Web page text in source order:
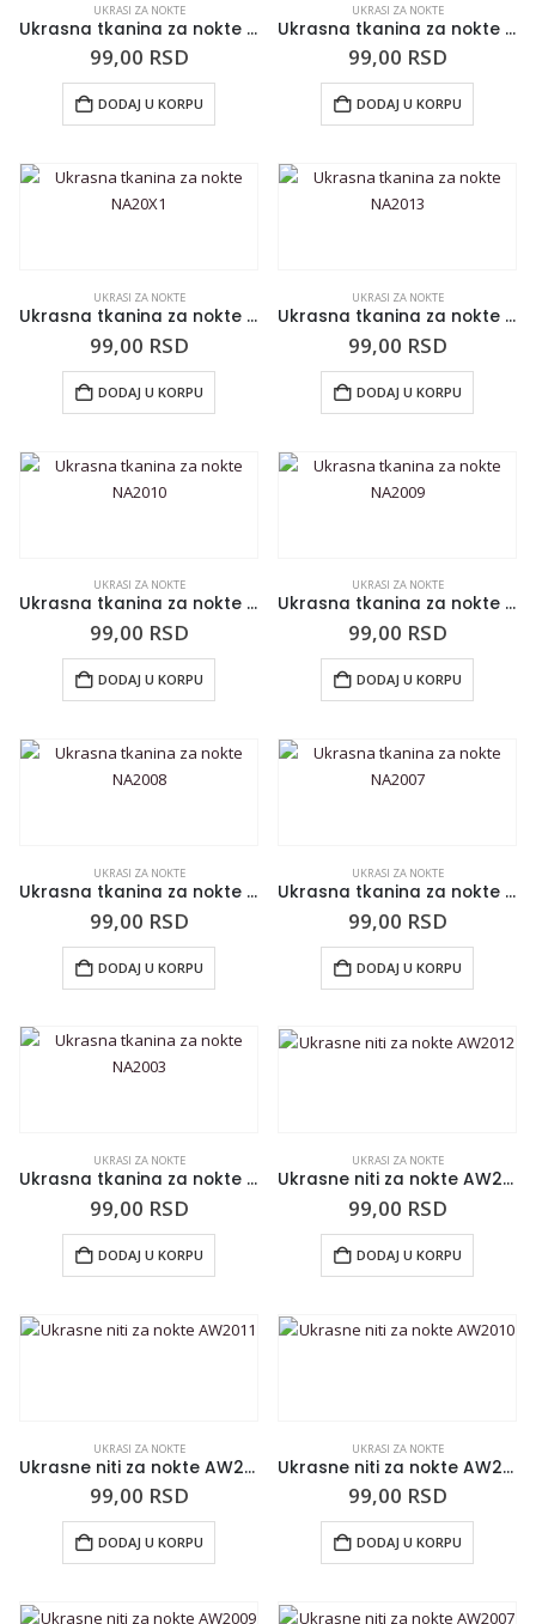
UKRASI ZA NOKTE
Ukrasna tkanina za nokte NA20X3
99,00 RSD
DODAJ U KORPU
UKRASI ZA NOKTE
Ukrasna tkanina za nokte NA20X2
99,00 RSD
DODAJ U KORPU
UKRASI ZA NOKTE
Ukrasna tkanina za nokte NA20X1
99,00 RSD
DODAJ U KORPU
UKRASI ZA NOKTE
Ukrasna tkanina za nokte NA2013
99,00 RSD
DODAJ U KORPU
UKRASI ZA NOKTE
Ukrasna tkanina za nokte NA2010
99,00 RSD
DODAJ U KORPU
UKRASI ZA NOKTE
Ukrasna tkanina za nokte NA2009
99,00 RSD
DODAJ U KORPU
UKRASI ZA NOKTE
Ukrasna tkanina za nokte NA2008
99,00 RSD
DODAJ U KORPU
UKRASI ZA NOKTE
Ukrasna tkanina za nokte NA2007
99,00 RSD
DODAJ U KORPU
UKRASI ZA NOKTE
Ukrasna tkanina za nokte NA2003
99,00 RSD
DODAJ U KORPU
UKRASI ZA NOKTE
Ukrasne niti za nokte AW2012
99,00 RSD
DODAJ U KORPU
UKRASI ZA NOKTE
Ukrasne niti za nokte AW2011
99,00 RSD
DODAJ U KORPU
UKRASI ZA NOKTE
Ukrasne niti za nokte AW2010
99,00 RSD
DODAJ U KORPU